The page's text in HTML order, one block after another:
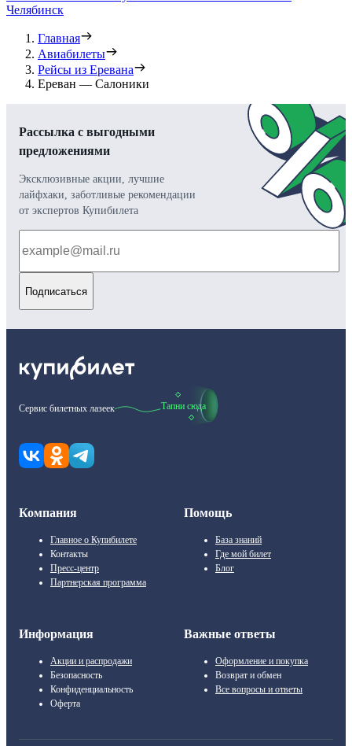
Челябинск
Главная
Авиабилеты
Рейсы из Еревана
Ереван — Салоники
Рассылка с выгодными
предложениями
Эксклюзивные акции, лучшие
лайфхаки, заботливые рекомендации
от экспертов Купибилета
Подписаться
Сервис билетных лазеек Тапни сюда
Компания
Главное о Купибилете
Контакты
Пресс-центр
Партнерская программа
Помощь
База знаний
Где мой билет
Блог
Информация
Акции и распродажи
Безопасность
Конфиденциальность
Оферта
Важные ответы
Оформление и покупка
Возврат и обмен
Все вопросы и ответы